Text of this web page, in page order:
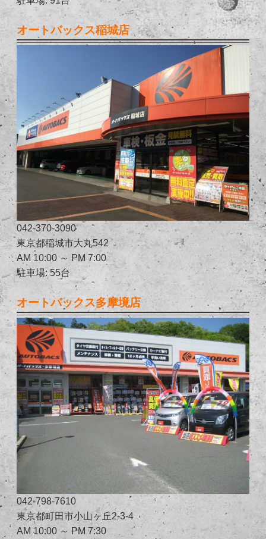
オートバックス稲城店
042-370-3090
東京都稲城市大丸542
AM 10:00 ～ PM 7:00
駐車場: 55台
オートバックス多摩境店
042-798-7610
東京都町田市小山ヶ丘2-3-4
AM 10:00 ～ PM 7:30